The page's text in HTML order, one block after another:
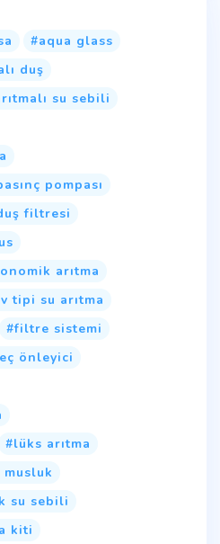
aqua glass
duş
su sebili
pompası
filtresi
arıtma
tipi su arıtma
filtre sistemi
önleyici
lüks arıtma
musluk
su sebili
kiti